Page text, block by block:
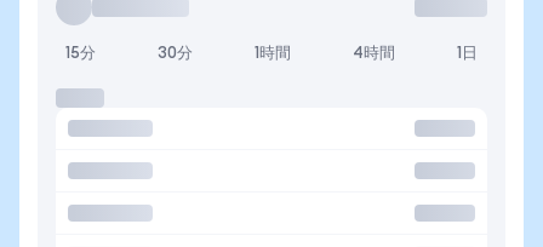
15分 30分 1時間 4時間 1日